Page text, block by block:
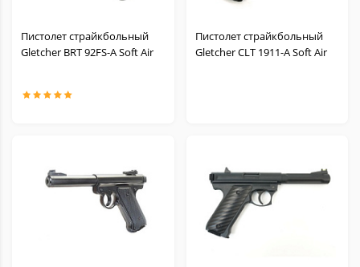
Пистолет страйкбольный
Gletcher BRT 92FS-A Soft Air
Пистолет страйкбольный
Gletcher CLT 1911-A Soft Air